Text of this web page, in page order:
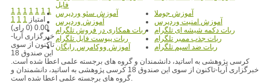
فایل
آموزش جوملا
آموزش سئو وردپرس
آموزش امنیت وردپرس
آموزش وردپرس
ربات دکمه شیشه ای تلگرام
ربات همکاری در فروش تلگرام
ربات جذب ممبر تلگرام
ربات پیوست فایل تلگرام
ربات ضد اسپم تلگرام
آموزش ووکامرس رایگان
1 1 1 1 1 1 1
1 1 1 امتیاز
0.00 (0 رای)
خبرگزاری آریا-
تاکنون از سوی
این صندوق 18
کرسی پژوهشی به اساتید، دانشمندان و گروه های برجسته علمی اعطا شده است.
خبرگزاری آریا-تاکنون از سوی این صندوق 18 کرسی پژوهشی به اساتید، دانشمندان و
گروه های برجسته علمی اعطا شده است.